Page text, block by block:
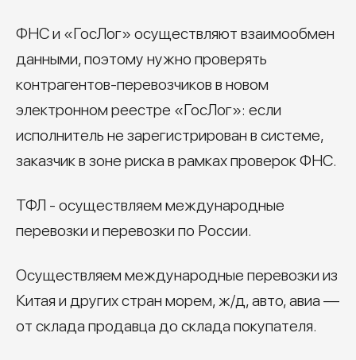
ФНС и «ГосЛог» осуществляют взаимообмен
данными, поэтому нужно проверять
контрагентов-перевозчиков в новом
электронном реестре «ГосЛог»: если
исполнитель не зарегистрирован в системе,
заказчик в зоне риска в рамках проверок ФНС.
ТФЛ - осуществляем международные
перевозки и перевозки по России.
Осуществляем международные перевозки из
Китая и других стран морем, ж/д, авто, авиа —
от склада продавца до склада покупателя.